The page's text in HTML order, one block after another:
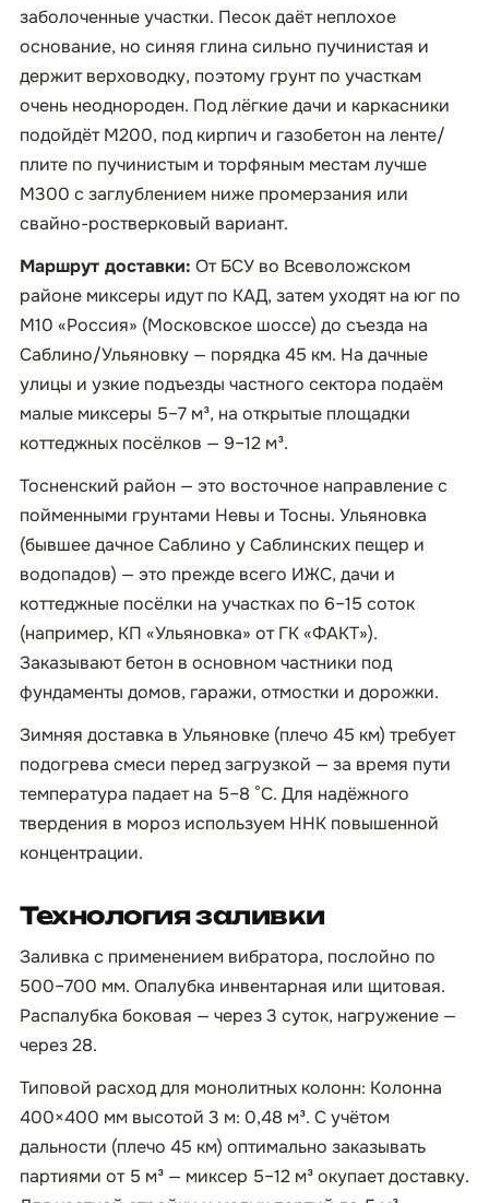
заболоченные участки. Песок даёт неплохое
основание, но синяя глина сильно пучинистая и
держит верховодку, поэтому грунт по участкам
очень неоднороден. Под лёгкие дачи и каркасники
подойдёт М200, под кирпич и газобетон на ленте/
плите по пучинистым и торфяным местам лучше
М300 с заглублением ниже промерзания или
свайно-ростверковый вариант.
Маршрут доставки: От БСУ во Всеволожском
районе миксеры идут по КАД, затем уходят на юг по
М10 «Россия» (Московское шоссе) до съезда на
Саблино/Ульяновку — порядка 45 км. На дачные
улицы и узкие подъезды частного сектора подаём
малые миксеры 5–7 м³, на открытые площадки
коттеджных посёлков — 9–12 м³.
Тосненский район — это восточное направление с
пойменными грунтами Невы и Тосны. Ульяновка
(бывшее дачное Саблино у Саблинских пещер и
водопадов) — это прежде всего ИЖС, дачи и
коттеджные посёлки на участках по 6–15 соток
(например, КП «Ульяновка» от ГК «ФАКТ»).
Заказывают бетон в основном частники под
фундаменты домов, гаражи, отмостки и дорожки.
Зимняя доставка в Ульяновке (плечо 45 км) требует
подогрева смеси перед загрузкой — за время пути
температура падает на 5–8 °C. Для надёжного
твердения в мороз используем ННК повышенной
концентрации.
Технология заливки
Заливка с применением вибратора, послойно по
500–700 мм. Опалубка инвентарная или щитовая.
Распалубка боковая — через 3 суток, нагружение —
через 28.
Типовой расход для монолитных колонн: Колонна
400×400 мм высотой 3 м: 0,48 м³. С учётом
дальности (плечо 45 км) оптимально заказывать
партиями от 5 м³ — миксер 5–12 м³ окупает доставку.